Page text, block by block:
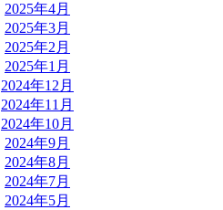
2025年4月
2025年3月
2025年2月
2025年1月
2024年12月
2024年11月
2024年10月
2024年9月
2024年8月
2024年7月
2024年5月